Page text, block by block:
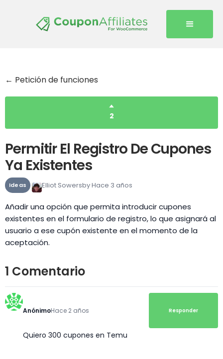
← Petición de funciones
2
Permitir El Registro De Cupones
Ya Existentes
Ideas Elliot SowersbyHace 3 años
Añadir una opción que permita introducir cupones
existentes en el formulario de registro, lo que asignará al
usuario a ese cupón existente en el momento de la
aceptación.
1 Comentario
AnónimoHace 2 años Responder
Quiero 300 cupones en Temu